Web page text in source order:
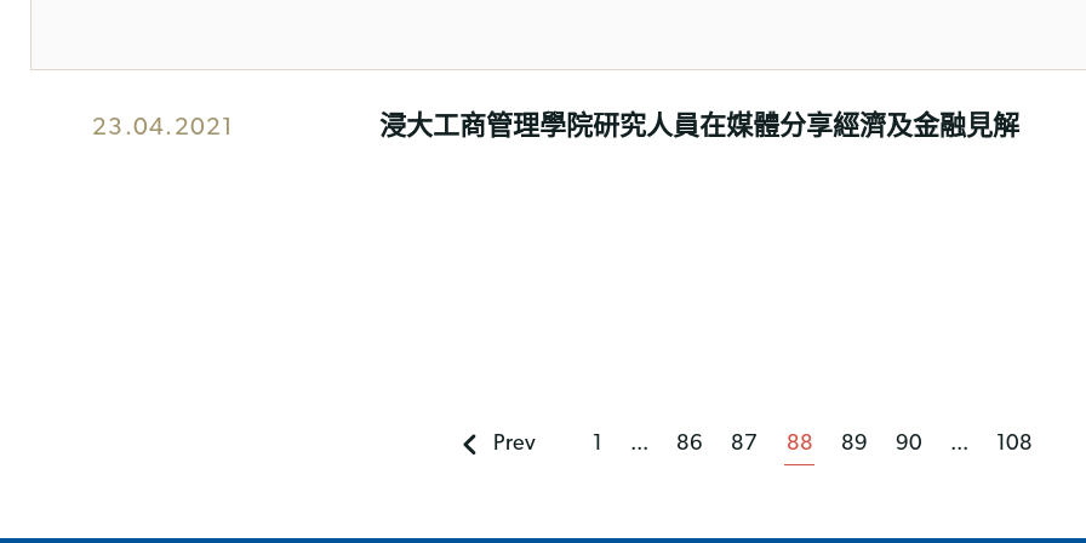
23.04.2021 浸大工商管理學院研究人員在媒體分享經濟及金融見解
Prev 1 ... 86 87 88 89 90 ... 108